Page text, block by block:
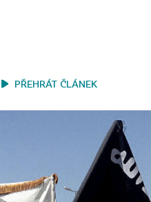
PŘEHRÁT ČLÁNEK